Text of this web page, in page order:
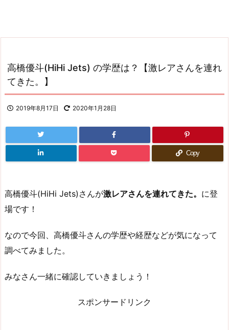
高橋優斗(HiHi Jets) の学歴は？【激レアさんを連れ
てきた。】
2019年8月17日 2020年1月28日
Copy
高橋優斗(HiHi Jets)さんが激レアさんを連れてきた。 に登
場です！
なので今回、高橋優斗さんの学歴や経歴などが気になって
調べてみました。
みなさん一緒に確認していきましょう！
スポンサードリンク